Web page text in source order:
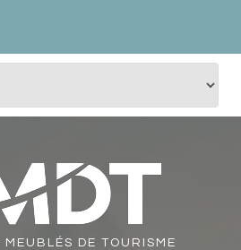
MEUBLÉS DE TOURISME